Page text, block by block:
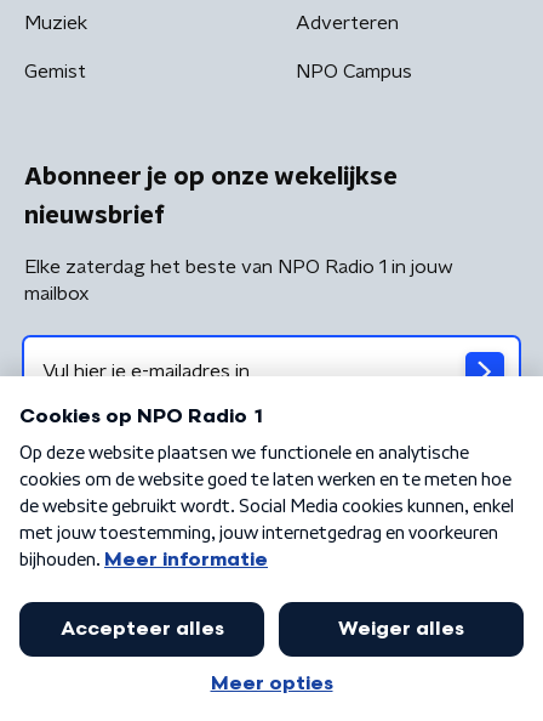
Muziek
Gemist
Adverteren
NPO Campus
Abonneer je op onze wekelijkse
nieuwsbrief
Elke zaterdag het beste van NPO Radio 1 in jouw
mailbox
Algemene voorwaarden